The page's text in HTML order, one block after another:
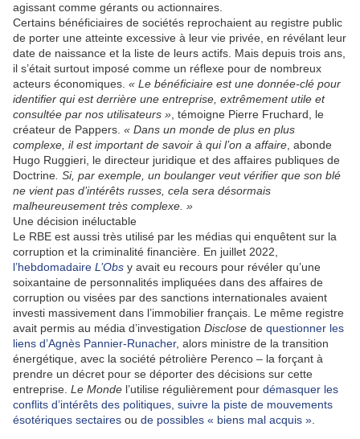
agissant comme gérants ou actionnaires.
Certains bénéficiaires de sociétés reprochaient au registre public
de porter une atteinte excessive à leur vie privée, en révélant leur
date de naissance et la liste de leurs actifs. Mais depuis trois ans,
il s’était surtout imposé comme un réflexe pour de nombreux
acteurs économiques. « Le bénéficiaire est une donnée-clé pour
identifier qui est derrière une entreprise, extrêmement utile et
consultée par nos utilisateurs » , témoigne Pierre Fruchard, le
créateur de Pappers. « Dans un monde de plus en plus
complexe, il est important de savoir à qui l’on a affaire , abonde
Hugo Ruggieri, le directeur juridique et des affaires publiques de
Doctrine . Si, par exemple, un boulanger veut vérifier que son blé
ne vient pas d’intérêts russes, cela sera désormais
malheureusement très complexe. »
Une décision inéluctable
Le RBE est aussi très utilisé par les médias qui enquêtent sur la
corruption et la criminalité financière. En juillet 2022,
l’hebdomadaire L’Obs y avait eu recours pour révéler qu’une
soixantaine de personnalités impliquées dans des affaires de
corruption ou visées par des sanctions internationales avaient
investi massivement dans l’immobilier français. Le même registre
avait permis au média d’investigation Disclose de questionner les
liens d’Agnès Pannier-Runacher, alors ministre de la transition
énergétique, avec la société pétrolière Perenco – la forçant à
prendre un décret pour se déporter des décisions sur cette
entreprise. Le Monde l’utilise régulièrement pour démasquer les
conflits d’intérêts des politiques suivre la piste de mouvements
ésotériques sectaires ou de possibles « biens mal acquis »